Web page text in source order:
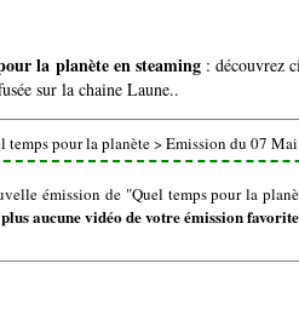
la planète en steaming: découvrez
sur la chaine Laune..
temps pour la planète>Emission du 07 Mai
émission de "Quel temps pour la
aucune vidéo de votre émission